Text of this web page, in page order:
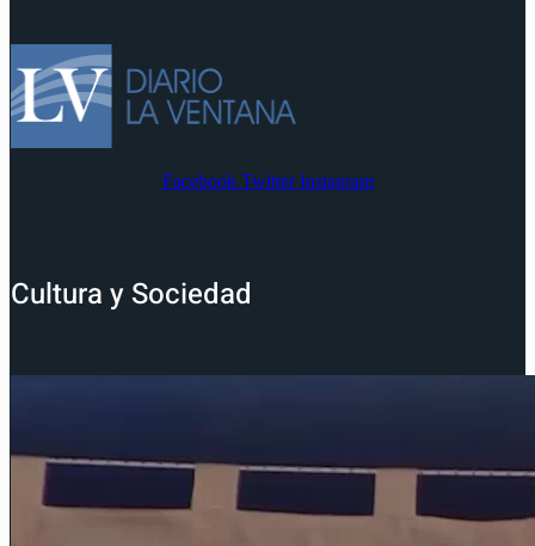
Facebook Twitter Instagram
Cultura y Sociedad